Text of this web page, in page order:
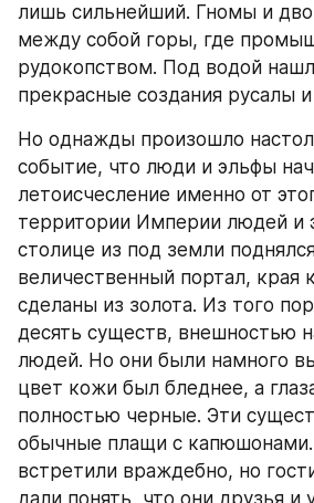
лишь сильнейший. Гномы и
между собой горы, где
рудокопством. Под водой
прекрасные создания русалы и
Но однажды произошло
событие, что люди и эльфы
летоисчесление именно от
территории Империи людей и
столице из под земли
величественный портал, края
сделаны из золота. Из того
десять существ, внешностью
людей. Но они были намного
цвет кожи был бледнее, а
полностью черные. Эти
обычные плащи с капюшонами.
встретили враждебно, но
дали понять, что они друзья и